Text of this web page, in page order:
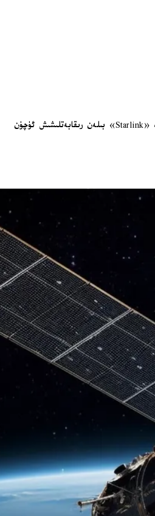
ياۋروپانىڭ ئاۋىياتسىيە-ئالەم قاتنىشى شىركەتلىرى بولغان ئايرباس «Airbus»، تالېس «Thales» ۋە لېئوناردو «Leonardo» ياۋروپا ئىتتىپاقىنىڭ رىقابەت تەلەپلىرىگە ماسلىشىپ، ستارلىڭك «Starlink» بىلەن رىقابەتلىشىش ئۈچۈن